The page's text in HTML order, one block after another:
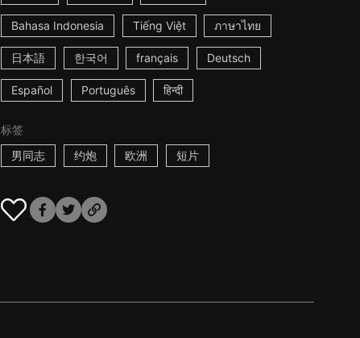
Bahasa Indonesia Tiếng Việt ภาษาไทย
日本語 한국어 français Deutsch
Español Português हिन्दी
标签
男同志
约炮 欧洲 短片